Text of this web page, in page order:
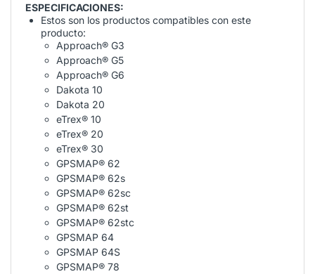
ESPECIFICACIONES:
Estos son los productos compatibles con este
producto:
Approach® G3
Approach® G5
Approach® G6
Dakota 10
Dakota 20
eTrex® 10
eTrex® 20
eTrex® 30
GPSMAP® 62
GPSMAP® 62s
GPSMAP® 62sc
GPSMAP® 62st
GPSMAP® 62stc
GPSMAP 64
GPSMAP 64S
GPSMAP® 78